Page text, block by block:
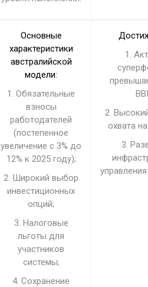
Основные
характеристики
австралийской
модели:
1. Обязательные
взносы
работодателей
(постепенное
увеличение с 3% до
12% к 2025 году);
2. Широкий выбор
инвестиционных
опций;
3. Налоговые
льготы для
участников
системы;
4. Сохранение
1.
2.
охвата
3.